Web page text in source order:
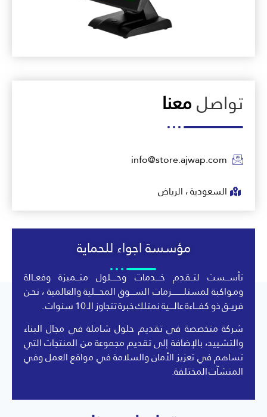
تواصلمعنا
info@store.ajwap.com
السعودية ، الرياض
مؤسسة اجواء للحماية
تأســـست لتــقدم خــــدمات وحـــــلول متـــميزة وفعــالة
ومـواكبة لمستلــــــــــزمات الســــوق المحــــلية والعالمية ، نحـن
فريــق ذو كفـــاءة عالــــية نمتلك خبرة تتجاوز الـ 10 سنوات .
شركة متخصصة في تقديم حلول شاملة في مجال البناء
والتشييد، بالإضافة إلى تقديم مجموعة من المنتجات التي
تساهم في تعزيز الأمان والسلامة في مواقع العمل وفي
المنشآت المختلفة.